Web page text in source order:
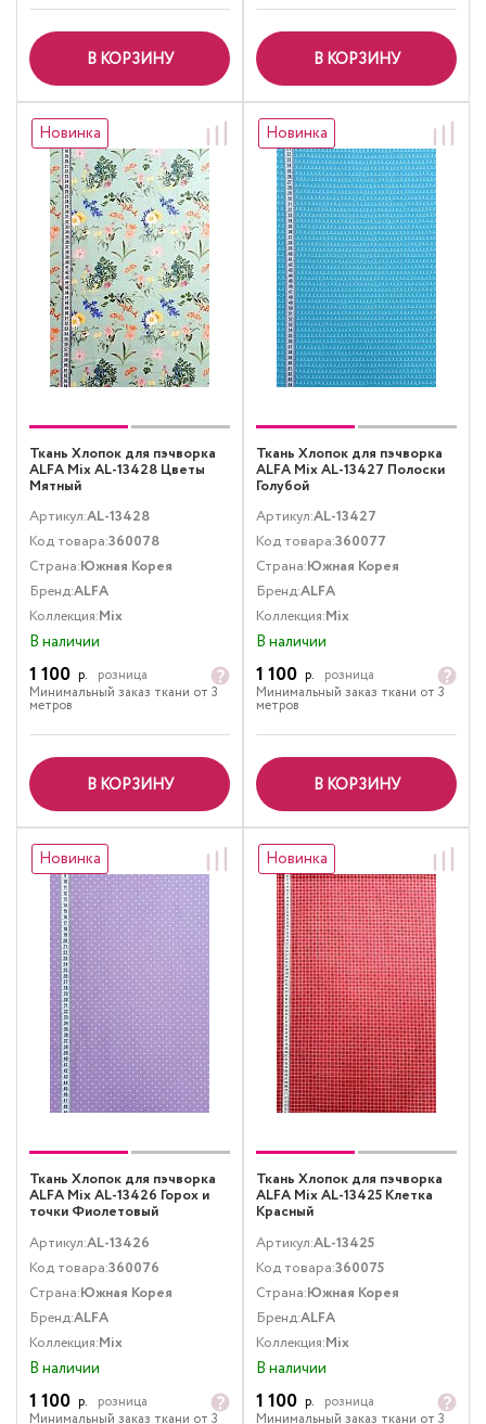
В КОРЗИНУ В КОРЗИНУ
Новинка
Ткань Хлопок для пэчворка
ALFA Mix AL-13428 Цветы
Мятный
Артикул:AL-13428
Код товара:360078
Страна:Южная Корея
Бренд:ALFA
Коллекция:Mix
В наличии
1 100 р.
розница
Минимальный заказ ткани от 3
метров
В КОРЗИНУ
Новинка
Ткань Хлопок для пэчворка
ALFA Mix AL-13427 Полоски
Голубой
Артикул:AL-13427
Код товара:360077
Страна:Южная Корея
Бренд:ALFA
Коллекция:Mix
В наличии
1 100 р.
розница
Минимальный заказ ткани от 3
метров
В КОРЗИНУ
Новинка
Ткань Хлопок для пэчворка
ALFA Mix AL-13426 Горох и
точки Фиолетовый
Артикул:AL-13426
Код товара:360076
Страна:Южная Корея
Бренд:ALFA
Коллекция:Mix
В наличии
1 100 р.
розница
Минимальный заказ ткани от 3
Новинка
Ткань Хлопок для пэчворка
ALFA Mix AL-13425 Клетка
Красный
Артикул:AL-13425
Код товара:360075
Страна:Южная Корея
Бренд:ALFA
Коллекция:Mix
В наличии
1 100 р.
розница
Минимальный заказ ткани от 3